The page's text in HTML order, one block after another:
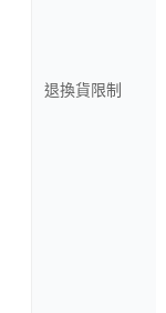
退換貨限制